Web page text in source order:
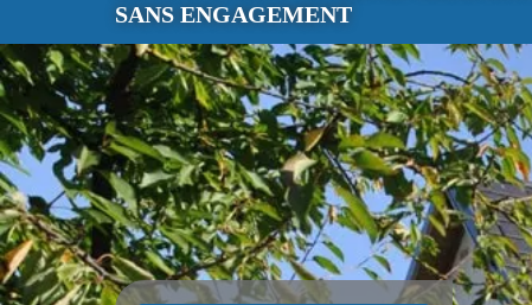
SANS ENGAGEMENT